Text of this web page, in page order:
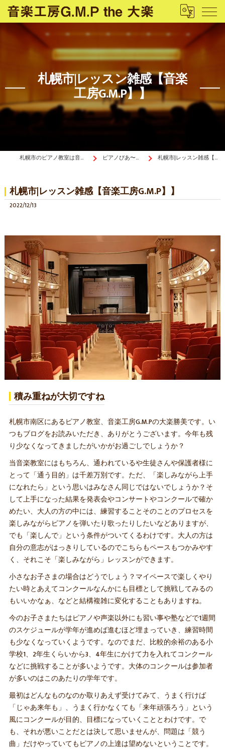
札幌市|レッスン雑感【音楽
工房G.M.P】】
札幌市のピアノ教室は音楽工房G.M.P the 大楽 ピアノぴあ〜の《ブログ》 札幌市|レッスン雑感【音楽工房G.M.P】】
札幌市|レッスン雑感【音楽工房G.M.P】】
2022/12/13
積み重ねが大切ですね
札幌市南区にあるピアノ教室、音楽工房G.M.Pの大楽勝美です。い
つもブログをお読みいただき、ありがとうございます。今年も残
り少なくなってきましたがいかがお過ごしでしょうか？
当音楽教室にはもちろん、通われているや生徒さんや保護者様に
とって「通う目的」は千差万別です。ただ、「楽しみながら上手
になれたら」という思いはみなさん同じではないでしょうか？そ
して上手になった結果を発表会やコンサートやコンクールで確か
めたい、大人の方の中には、練習することそのことのプロセスを
楽しみながらピアノを弾いたり歌ったりしたいなどありますが、
でも「楽しんで」という条件がついてくるわけです。大人の方は
自分の意志がはっきりしているのでこちらもペースもつかみやす
く、それこそ「楽しみながら」レッスンができます。
小さなお子さまの場合はどうでしょう？マイペースで楽しくやり
たい時とあえてコンクールなんかにも目標として挑戦してみるの
もいいかなぁ、などと結構複雑に変化することもありますね。
今のお子さまたちはピアノや声楽以外にも習い事や塾などで1週間
のスケジュールが学年が進めば進むほど埋まっていき、練習時間
も少なくなっていくようです。なのでまだ、比較的余裕のある小
学校1、2年生くらいから3、4年生にかけて力を入れてコンクール
などに挑戦することが多いようです。大体のコンクールは参加者
が多いのはこのあたりの学年です。
最初はどんなものなのか取りあえず受けてみて、うまく行けば
「じゃあ来年も」、うまく行かなくても「来年頑張ろう」という
風にコンクールが目的、目標になっていくこととわけです。で
も、それが悪いことだとは決して思いませんが、問題は「競う
曲」だけやっていてもピアノの上達は望めないということです。